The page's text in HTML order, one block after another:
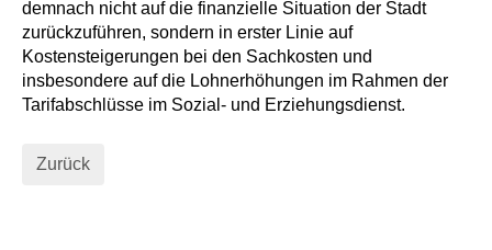
demnach nicht auf die finanzielle Situation der Stadt
zurückzuführen, sondern in erster Linie auf
Kostensteigerungen bei den Sachkosten und
insbesondere auf die Lohnerhöhungen im Rahmen der
Tarifabschlüsse im Sozial- und Erziehungsdienst.
Zurück